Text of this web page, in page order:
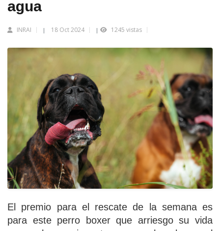
agua
INRAI | 18 Oct 2024 | 1245 vistas
El premio para el rescate de la semana es
para este perro boxer que arriesgo su vida